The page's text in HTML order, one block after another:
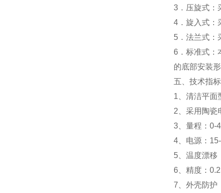
3．压旋式：
4．旋入式：
5．法兰式：
6．标准式：
的底部安装
五、技术指
1、清洁平面
2、采用陶瓷
3、量程：0-
4、电源：
5、温度漂移
6、精度：
7、外壳防护